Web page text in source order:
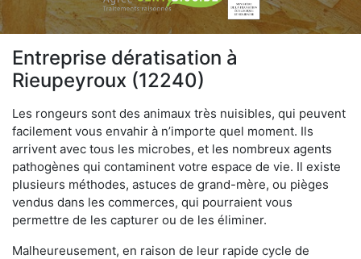
Entreprise dératisation à
Rieupeyroux (12240)
Les rongeurs sont des animaux très nuisibles, qui peuvent
facilement vous envahir à n’importe quel moment. Ils
arrivent avec tous les microbes, et les nombreux agents
pathogènes qui contaminent votre espace de vie. Il existe
plusieurs méthodes, astuces de grand-mère, ou pièges
vendus dans les commerces, qui pourraient vous
permettre de les capturer ou de les éliminer.
Malheureusement, en raison de leur rapide cycle de